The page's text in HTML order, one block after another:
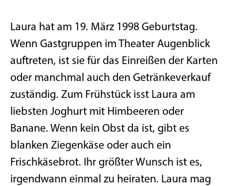
Laura hat am 19. März 1998 Geburtstag.
Wenn Gastgruppen im Theater Augenblick
auftreten, ist sie für das Einreißen der Karten
oder manchmal auch den Getränkeverkauf
zuständig. Zum Frühstück isst Laura am
liebsten Joghurt mit Himbeeren oder
Banane. Wenn kein Obst da ist, gibt es
blanken Ziegenkäse oder auch ein
Frischkäsebrot. Ihr größter Wunsch ist es,
irgendwann einmal zu heiraten. Laura mag